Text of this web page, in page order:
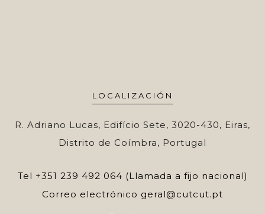
LOCALIZACIÓN
R. Adriano Lucas, Edifício Sete, 3020-430, Eiras,
Distrito de Coímbra, Portugal
Tel +351 239 492 064 (Llamada a fijo nacional)
Correo electrónico geral@cutcut.pt